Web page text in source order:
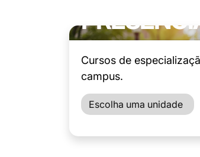
Cursos de
campus.